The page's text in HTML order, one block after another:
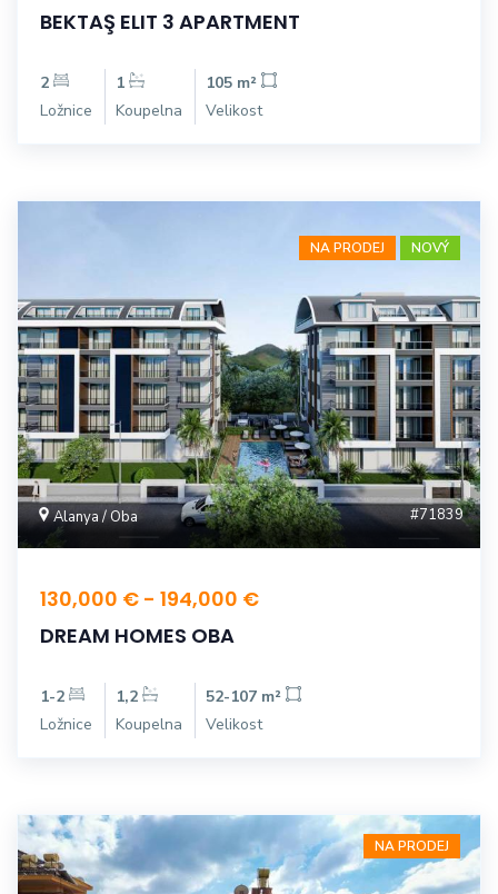
BEKTAŞ ELIT 3 APARTMENT
2
Ložnice
1
Koupelna
105 m²
Velikost
NA PRODEJ NOVÝ
Alanya / Oba #71839
130,000 € - 194,000 €
DREAM HOMES OBA
1-2
Ložnice
1,2
Koupelna
52-107 m²
Velikost
NA PRODEJ